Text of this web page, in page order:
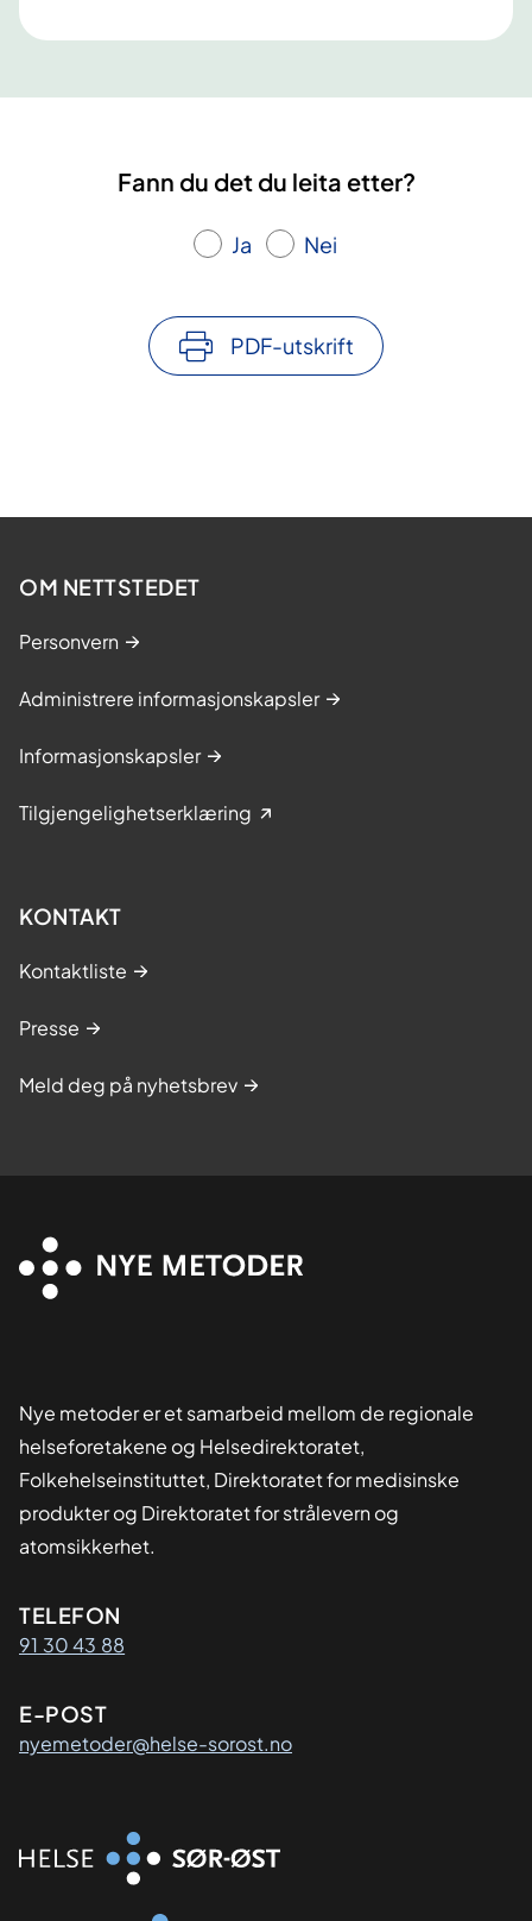
Fann du det du leita etter?
Ja Nei
PDF-utskrift
OM NETTSTEDET
Personvern
Administrere informasjonskapsler
Informasjonskapsler
Tilgjengelighetserklæring
KONTAKT
Kontaktliste
Presse
Meld deg på nyhetsbrev
Nye metoder er et samarbeid mellom de regionale
helseforetakene og Helsedirektoratet,
Folkehelseinstituttet, Direktoratet for medisinske
produkter og Direktoratet for strålevern og
atomsikkerhet.
Kontaktinformasjon
TELEFON
91 30 43 88
E-POST
nyemetoder@helse-sorost.no
Organisasjon